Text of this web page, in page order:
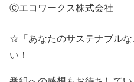
Ⓒエコワークス株式会社
☆「あなたのサステナブル
い！